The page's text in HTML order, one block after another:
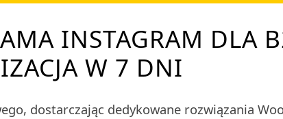
INSTAGRAM DLA
W 7 DNI
dostarczając dedykowane rozwiązania